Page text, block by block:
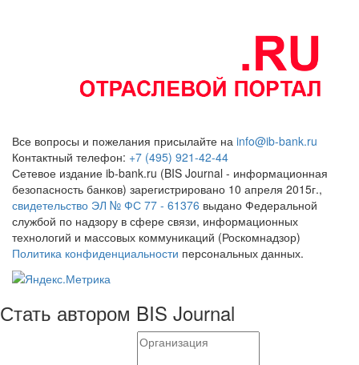
Все вопросы и пожелания присылайте на info@ib-bank.ru
Контактный телефон: +7 (495) 921-42-44
Сетевое издание ib-bank.ru (BIS Journal - информационная
безопасность банков) зарегистрировано 10 апреля 2015г.,
свидетельство ЭЛ № ФС 77 - 61376 выдано Федеральной
службой по надзору в сфере связи, информационных
технологий и массовых коммуникаций (Роскомнадзор)
Политика конфиденциальности персональных данных.
Стать автором BIS Journal